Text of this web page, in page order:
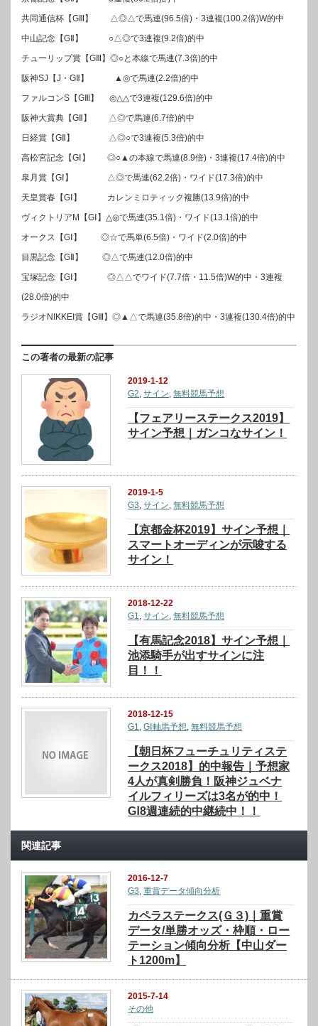
共同通信杯【GⅢ】 △◎△で馬連(96.5倍)・3連複(100.2倍)W的中
中山記念【GⅡ】 ○△◎で3連複(9.2倍)的中
チューリップ賞【GⅢ】◎○と本線で馬連(7.3倍)的中
阪神SJ【J・GⅡ】 ▲◎で馬連(2.2倍)的中
ファルコンS【GⅢ】 ◎△△で3連複(129.6倍)的中
阪神大賞典【GⅡ】 △◎で馬連(6.7倍)的中
日経賞【GⅡ】 △◎○で3連複(5.3倍)的中
高松宮記念【GⅠ】 ◎○▲の本線で馬連(8.9倍)・3連複(17.4倍)的中
皐月賞【GⅠ】 △◎で馬連(62.2倍)・ワイド(17.3倍)的中
天皇賞春【GⅠ】 カレンミロティック複勝(13.9倍)的中
ヴィクトリアM【GⅠ】△◎で馬連(35.1倍)・ワイド(13.1倍)的中
オークス【GⅠ】 ◎☆で馬単(6.5倍)・ワイド(2.0倍)的中
目黒記念【GⅡ】 ◎△で馬連(12.0倍)的中
宝塚記念【GⅠ】 ◎△△でワイド(7.7倍・11.5倍)W的中・3連複
(28.0倍)的中
ラジオNIKKEI賞【GⅢ】◎▲△で馬連(35.8倍)的中・3連複(130.4倍)的中
この著者の最新の記事
2019-1-12
G2,サイン,無料競馬予想
【フェアリーステークス2019】
サイン予想｜ガンコなサイン！
2019-1-5
G3 ,サイン ,無料競馬予想
【京都金杯2019】サイン予想｜
スマートオーディンが示唆する
サイン！
2018-12-22
G1,サイン,無料競馬予想
【有馬記念2018】サイン予想｜
池添騎手が出すサインに注
目！！
2018-12-15
G1,GⅠ軸馬予想,無料競馬予想
【朝日杯フューチュリティステ
ークス2018】的中報告｜予想家
4人が真剣勝負！阪神ジュベナ
イルフィリーズは3名が的中！
GⅠ8週連続的中継続中！！
関連記事
2016-12-7
G3,重賞データ傾向分析
カペラステークス(Ｇ３)｜重賞
データ/単勝オッズ・枠順・ロー
テーション傾向分析【中山ダー
ト1200m】
2015-7-14
その他